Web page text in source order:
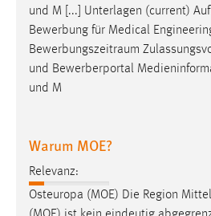
und M [...] Unterlagen (current)
Bewerbung für Medical
Bewerbungszeitraum
und Bewerberportal
und M
Warum MOE?
Relevanz:
Osteuropa (MOE) Die Region
MARKETING
Marketing Cookies werden
verwendet, um personalisierte
Sie tun dies, indem sie
Google Ads
Name:
_gcl_au